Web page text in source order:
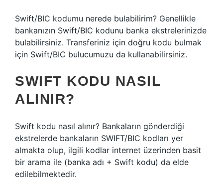
Swift/BIC kodumu nerede bulabilirim? Genellikle
bankanızın Swift/BIC kodunu banka ekstrelerinizde
bulabilirsiniz. Transferiniz için doğru kodu bulmak
için Swift/BIC bulucumuzu da kullanabilirsiniz.
SWIFT KODU NASIL
ALINIR?
Swift kodu nasıl alınır? Bankaların gönderdiği
ekstrelerde bankaların SWIFT/BIC kodları yer
almakta olup, ilgili kodlar internet üzerinden basit
bir arama ile (banka adı + Swift kodu) da elde
edilebilmektedir.